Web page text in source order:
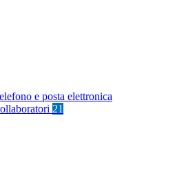
e posta elettronica
21